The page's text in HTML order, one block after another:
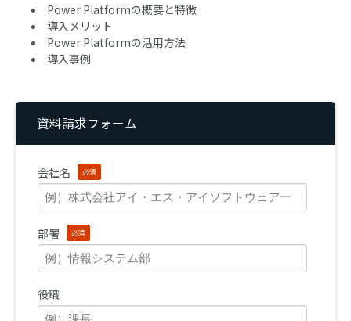
Power Platformの概要と特徴
導入メリット
Power Platformの活用方法
導入事例
資料請求フォーム
会社名 必須
部署 必須
役職